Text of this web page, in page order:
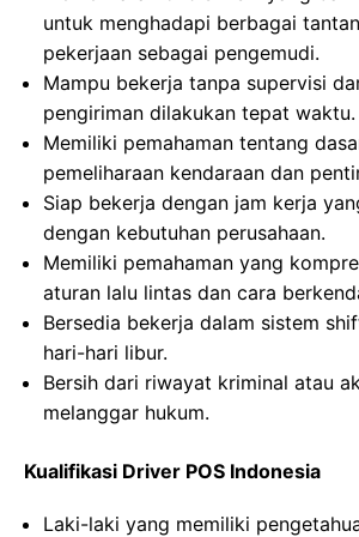
untuk menghadapi berbagai
pekerjaan sebagai pengemudi.
Mampu bekerja tanpa supervisi
pengiriman dilakukan tepat waktu.
Memiliki pemahaman tentang
pemeliharaan kendaraan dan
Siap bekerja dengan jam kerja
dengan kebutuhan perusahaan.
Memiliki pemahaman yang
aturan lalu lintas dan cara
Bersedia bekerja dalam sistem
hari-hari libur.
Bersih dari riwayat kriminal atau
melanggar hukum.
Kualifikasi Driver POS Indonesia
Laki-laki yang memiliki